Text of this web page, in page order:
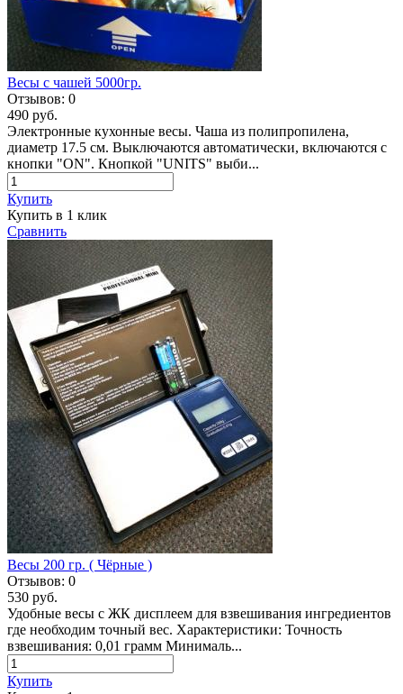
Весы с чашей 5000гр.
Отзывов: 0
490 руб.
Электронные кухонные весы. Чаша из полипропилена,
диаметр 17.5 см. Выключаются автоматически, включаются с
кнопки "ON". Кнопкой "UNITS" выби...
Купить
Купить в 1 клик
Сравнить
Весы 200 гр. ( Чёрные )
Отзывов: 0
530 руб.
Удобные весы с ЖК дисплеем для взвешивания ингредиентов
где необходим точный вес. Характеристики: Точность
взвешивания: 0,01 грамм Минималь...
Купить